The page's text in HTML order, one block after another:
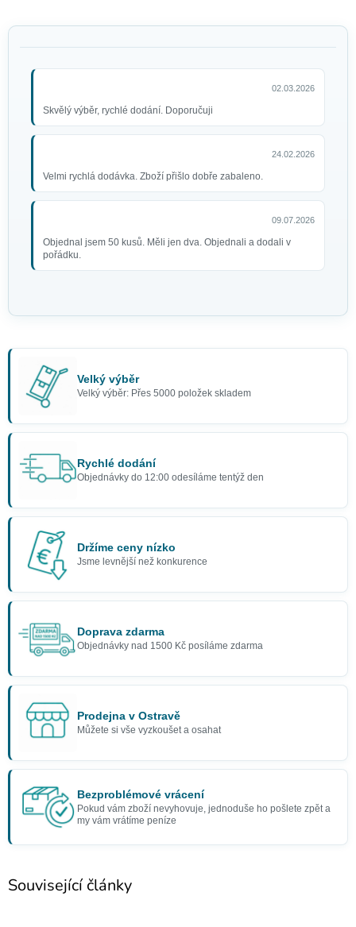
02.03.2026
Skvělý výběr, rychlé dodání. Doporučuji
24.02.2026
Velmi rychlá dodávka. Zboží přišlo dobře zabaleno.
09.07.2026
Objednal jsem 50 kusů. Měli jen dva. Objednali a dodali v
pořádku.
Velký výběr
Velký výběr: Přes 5000 položek skladem
Rychlé dodání
Objednávky do 12:00 odesíláme tentýž den
Držíme ceny nízko
Jsme levnější než konkurence
Doprava zdarma
Objednávky nad 1500 Kč posíláme zdarma
Prodejna v Ostravě
Můžete si vše vyzkoušet a osahat
Bezproblémové vrácení
Pokud vám zboží nevyhovuje, jednoduše ho pošlete zpět a
my vám vrátíme peníze
Související články